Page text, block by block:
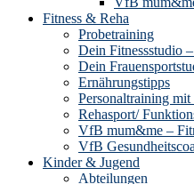
Fitness & Reha
Probetraining
Dein Fitnessstudio
Dein
Ernährungstipps
Personaltraining
Rehasport/
VfB mum&me –
VfB
Kinder & Jugend
Abteilungen